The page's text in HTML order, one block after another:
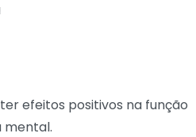
efeitos positivos na função
mental.